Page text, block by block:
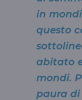
in
questo
abitato
mondi.
paura di